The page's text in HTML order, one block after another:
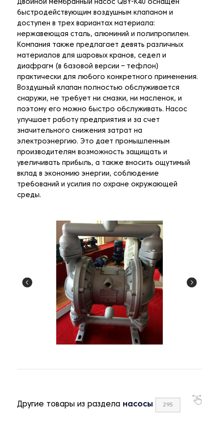
Двойной мембранный насос QBY-K40 оснащен
быстродействующим воздушным клапаном и
доступен в трех вариантах материала:
нержавеющая сталь, алюминий и полипропилен.
Компания также предлагает девять различных
материалов для шаровых кранов, седел и
диафрагм (в базовой версии – тефлон)
практически для любого конкретного применения.
Воздушный клапан полностью обслуживается
снаружи, не требует ни смазки, ни масленок, и
поэтому его можно быстро обслуживать. Насос
улучшает работу предприятия и за счет
значительного снижения затрат на
электроэнергию. Это дает промышленным
производителям возможность защищать и
увеличивать прибыль, а также вносить ощутимый
вклад в экономию энергии, соблюдение
требований и усилия по охране окружающей
среды.
Другие товары из раздела насосы 295